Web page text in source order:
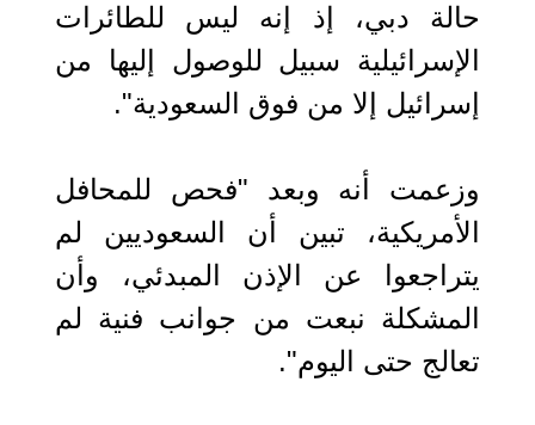
حالة دبي، إذ إنه ليس للطائرات
الإسرائيلية سبيل للوصول إليها من
إسرائيل إلا من فوق السعودية".
وزعمت أنه وبعد "فحص للمحافل
الأمريكية، تبين أن السعوديين لم
يتراجعوا عن الإذن المبدئي، وأن
المشكلة نبعت من جوانب فنية لم
تعالج حتى اليوم".